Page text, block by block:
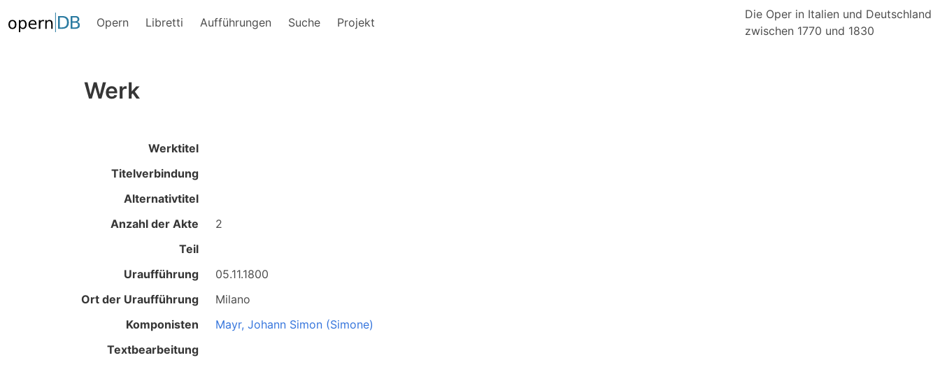
Opern Libretti Aufführungen Suche Projekt
Die Oper in Italien und Deutschland
zwischen 1770 und 1830
Werk
Werktitel
Titelverbindung
Alternativtitel
Anzahl der Akte
2
Teil
Uraufführung
05.11.1800
Ort der Uraufführung
Milano
Komponisten
Mayr, Johann Simon (Simone)
Textbearbeitung